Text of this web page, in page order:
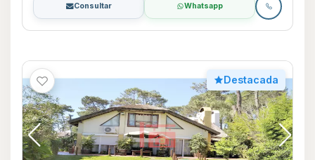
Consultar Whatsapp
Destacada